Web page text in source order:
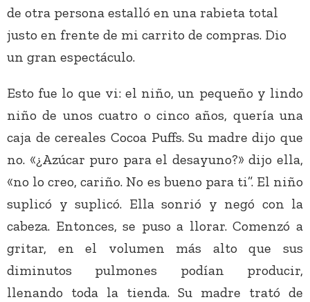
de otra persona estalló en una rabieta total
justo en frente de mi carrito de compras. Dio
un gran espectáculo.
Esto fue lo que vi: el niño, un pequeño y lindo
niño de unos cuatro o cinco años, quería una
caja de cereales Cocoa Puffs. Su madre dijo que
no. «¿Azúcar puro para el desayuno?» dijo ella,
«no lo creo, cariño. No es bueno para ti”. El niño
suplicó y suplicó. Ella sonrió y negó con la
cabeza. Entonces, se puso a llorar. Comenzó a
gritar, en el volumen más alto que sus
diminutos pulmones podían producir,
llenando toda la tienda. Su madre trató de